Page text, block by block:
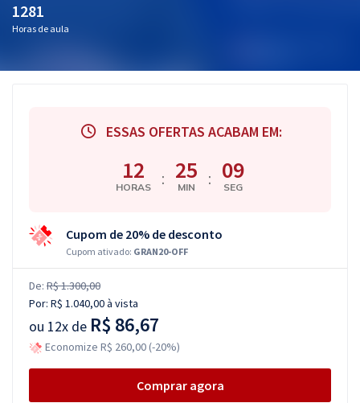
Questões grátis
1281
Horas de aula
ESSAS OFERTAS ACABAM EM:
12
HORAS : 25
MIN : 08
SEG
Cupom de 20% de desconto
Cupom ativado: GRAN20-OFF
De: R$ 1.300,00
Por: R$ 1.040,00à vista
ou 12x de R$ 86,67
Economize R$ 260,00 (-20%)
Comprar agora